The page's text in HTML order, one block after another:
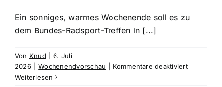
Ein sonniges, warmes Wochenende soll es zu
dem Bundes-Radsport-Treffen in [...]
Von Knud
6. Juli
2026
Wochenendvorschau Kommentare deaktiviertfür
Weiterlesen